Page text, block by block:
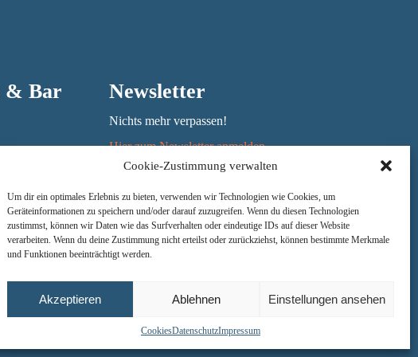
Cookie-Zustimmung verwalten
Um dir ein optimales Erlebnis zu bieten, verwenden wir Technologien wie Cookies, um
Geräteinformationen zu speichern und/oder darauf zuzugreifen. Wenn du diesen Technologien
zustimmst, können wir Daten wie das Surfverhalten oder eindeutige IDs auf dieser Website
verarbeiten. Wenn du deine Zustimmung nicht erteilst oder zurückziehst, können bestimmte Merkmale
und Funktionen beeinträchtigt werden.
Akzeptieren Ablehnen Einstellungen ansehen
CookiesDatenschutzImpressum
& Bar Newsletter
Nichts mehr verpassen!
Hier zum Newsletter anmelden
Jede Woche das Mittagsmenü erhalten